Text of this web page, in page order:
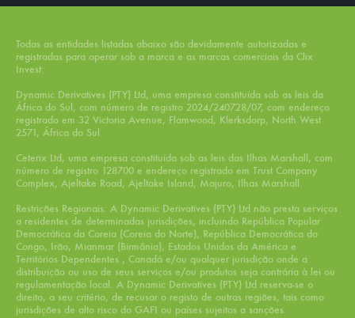
Todas as entidades listadas abaixo são devidamente autorizadas e
registradas para operar sob a marca e as marcas comerciais da Clix
Invest:
Dynamic Derivatives (PTY) Ltd, uma empresa constituída sob as leis da
África do Sul, com número de registro 2024/240728/07, com endereço
registrado em 32 Victoria Avenue, Flamwood, Klerksdorp, North West
2571, África do Sul.
Ceterix Ltd, uma empresa constituída sob as leis das Ilhas Marshall, com
número de registro 128700 e endereço registrado em Trust Company
Complex, Ajeltake Road, Ajeltake Island, Majuro, Ilhas Marshall.
Restrições Regionais: A Dynamic Derivatives (PTY) Ltd não presta serviços
a residentes de determinadas jurisdições, incluindo República Popular
Democrática da Coreia (Coreia do Norte), República Democrática do
Congo, Irão, Mianmar (Birmânia), Estados Unidos da América e
Territórios Dependentes , Canadá e/ou qualquer jurisdição onde a
distribuição ou uso de seus serviços e/ou produtos seja contrária à lei ou
regulamentação local. A Dynamic Derivatives (PTY) Ltd reserva-se o
direito, a seu critério, de recusar o registo de outras regiões, tais como
jurisdições de alto risco do GAFI ou países sujeitos a sanções.